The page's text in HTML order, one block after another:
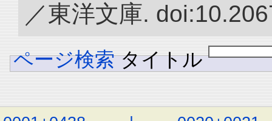
／東洋文庫.
ページ検索 タイトル